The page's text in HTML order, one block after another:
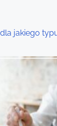
jakiego